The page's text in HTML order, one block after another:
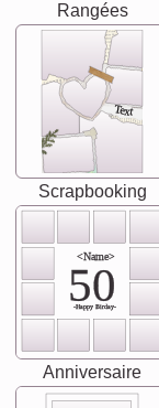
Rangées
Text
Scrapbooking
<Name>
50
-Happy Birday-
Anniversaire